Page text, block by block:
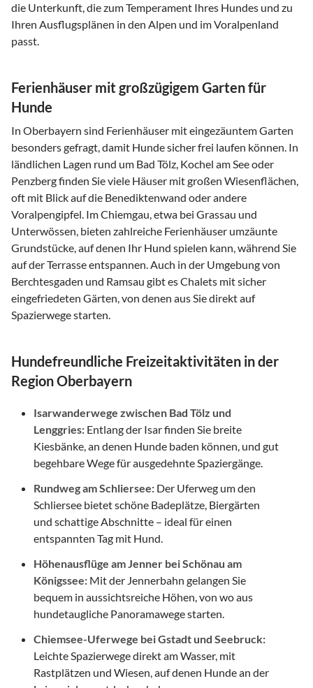
die Unterkunft, die zum Temperament Ihres Hundes und zu
Ihren Ausflugsplänen in den Alpen und im Voralpenland
passt.
Ferienhäuser mit großzügigem Garten für
Hunde
In Oberbayern sind Ferienhäuser mit eingezäuntem Garten
besonders gefragt, damit Hunde sicher frei laufen können. In
ländlichen Lagen rund um Bad Tölz, Kochel am See oder
Penzberg finden Sie viele Häuser mit großen Wiesenflächen,
oft mit Blick auf die Benediktenwand oder andere
Voralpengipfel. Im Chiemgau, etwa bei Grassau und
Unterwössen, bieten zahlreiche Ferienhäuser umzäunte
Grundstücke, auf denen Ihr Hund spielen kann, während Sie
auf der Terrasse entspannen. Auch in der Umgebung von
Berchtesgaden und Ramsau gibt es Chalets mit sicher
eingefriedeten Gärten, von denen aus Sie direkt auf
Spazierwege starten.
Hundefreundliche Freizeitaktivitäten in der
Region Oberbayern
Isarwanderwege zwischen Bad Tölz und
Lenggries: Entlang der Isar finden Sie breite
Kiesbänke, an denen Hunde baden können, und gut
begehbare Wege für ausgedehnte Spaziergänge.
Rundweg am Schliersee: Der Uferweg um den
Schliersee bietet schöne Badeplätze, Biergärten
und schattige Abschnitte – ideal für einen
entspannten Tag mit Hund.
Höhenausflüge am Jenner bei Schönau am
Königssee: Mit der Jennerbahn gelangen Sie
bequem in aussichtsreiche Höhen, von wo aus
hundetaugliche Panoramawege starten.
Chiemsee-Uferwege bei Gstadt und Seebruck:
Leichte Spazierwege direkt am Wasser, mit
Rastplätzen und Wiesen, auf denen Hunde an der